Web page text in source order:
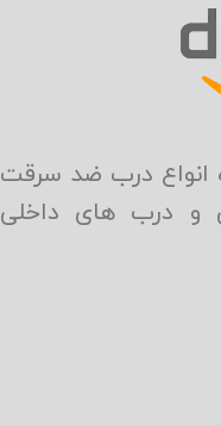
انواع درب ضد سرقت
و درب های داخلی